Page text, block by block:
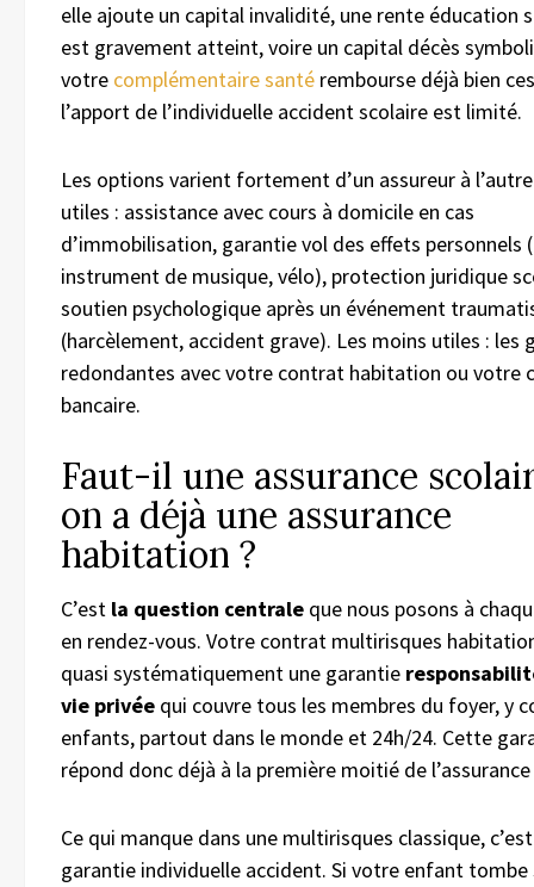
elle ajoute un capital invalidité, une rente éducation
est gravement atteint, voire un capital décès
votre complémentaire santé rembourse déjà bien
l’apport de l’individuelle accident scolaire est limité.
Les options varient fortement d’un assureur à
utiles : assistance avec cours à domicile en cas
d’immobilisation, garantie vol des effets personnels
instrument de musique, vélo), protection juridique
soutien psychologique après un événement
(harcèlement, accident grave). Les moins utiles : les
redondantes avec votre contrat habitation ou votre
bancaire.
Faut-il une assurance
on a déjà une assurance
habitation ?
C’est la question centrale que nous posons à
en rendez-vous. Votre contrat multirisques
quasi systématiquement une garantie
vie privée qui couvre tous les membres du foyer, y
enfants, partout dans le monde et 24h/24. Cette
répond donc déjà à la première moitié de
Ce qui manque dans une multirisques classique,
garantie individuelle accident. Si votre enfant tombe